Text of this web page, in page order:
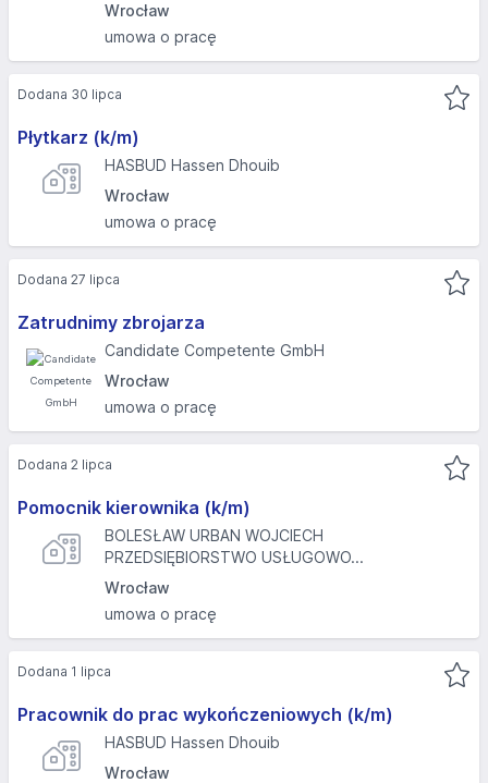
Wrocław
umowa o pracę
Płytkarz (k/m)
HASBUD Hassen Dhouib
Wrocław
umowa o pracę
Dodana 30 lipca
Zatrudnimy zbrojarza
Candidate Competente GmbH
Wrocław
umowa o pracę
Dodana 27 lipca
Pomocnik kierownika (k/m)
BOLESŁAW URBAN WOJCIECH
PRZEDSIĘBIORSTWO USŁUGOWO...
Wrocław
umowa o pracę
Dodana 2 lipca
Pracownik do prac wykończeniowych (k/m)
HASBUD Hassen Dhouib
Wrocław
Dodana 1 lipca